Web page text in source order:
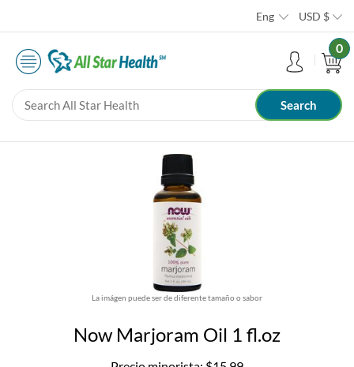
Eng USD $
0
La imágen puede ser de diferente tamaño o sabor
Now Marjoram Oil 1 fl.oz